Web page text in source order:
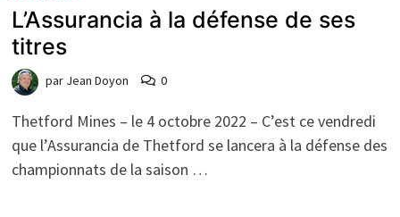
L’Assurancia à la défense de ses
titres
par Jean Doyon 0
Thetford Mines – le 4 octobre 2022 – C’est ce vendredi
que l’Assurancia de Thetford se lancera à la défense des
championnats de la saison …